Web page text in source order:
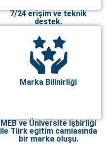
7/24 erişim ve teknik
destek.
Marka Bilinirliği
MEB ve Üniversite işbirliği
ile Türk eğitim camiasında
bir marka oluşu.